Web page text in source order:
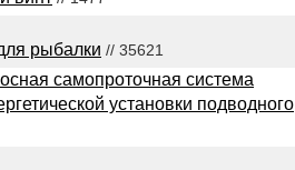
рыбалки // 35621
самопроточная система
установки подводного